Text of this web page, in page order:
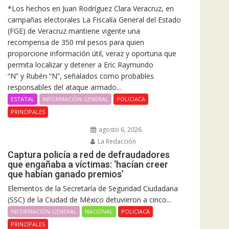
*Los hechos en Juan Rodríguez Clara Veracruz, en
campañas electorales La Fiscalía General del Estado
(FGE) de Veracruz mantiene vigente una
recompensa de 350 mil pesos para quien
proporcione información útil, veraz y oportuna que
permita localizar y detener a Eric Raymundo
“N” y Rubén “N”, señalados como probables
responsables del ataque armado...
ESTATAL INFORMACIÓN GENERAL
POLICIACA
PRINCIPALES
agosto 6, 2026
La Redacción
Captura policía a red de defraudadores
que engañaba a víctimas: ‘hacían creer
que habían ganado premios’
Elementos de la Secretaría de Seguridad Ciudadana
(SSC) de la Ciudad de México detuvieron a cinco...
INFORMACIÓN GENERAL NACIONAL
POLICIACA
PRINCIPALES